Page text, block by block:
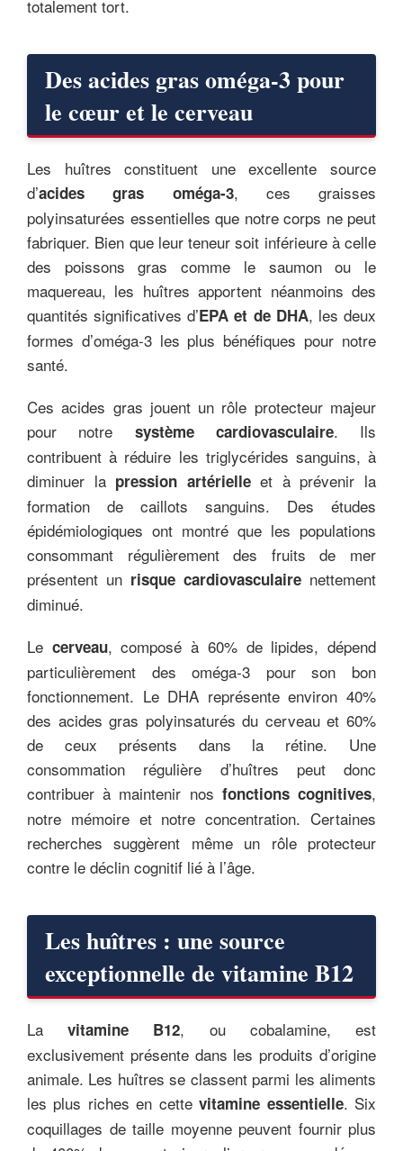
totalement tort.
Des acides gras oméga-3 pour
le cœur et le cerveau
Les huîtres constituent une excellente source
d’acides gras oméga-3, ces graisses
polyinsaturées essentielles que notre corps ne peut
fabriquer. Bien que leur teneur soit inférieure à celle
des poissons gras comme le saumon ou le
maquereau, les huîtres apportent néanmoins des
quantités significatives d’EPA et de DHA, les deux
formes d’oméga-3 les plus bénéfiques pour notre
santé.
Ces acides gras jouent un rôle protecteur majeur
pour notre système cardiovasculaire. Ils
contribuent à réduire les triglycérides sanguins, à
diminuer la pression artérielleet à prévenir la
formation de caillots sanguins. Des études
épidémiologiques ont montré que les populations
consommant régulièrement des fruits de mer
présentent un risque cardiovasculaire nettement
diminué.
Le cerveau, composé à 60% de lipides, dépend
particulièrement des oméga-3 pour son bon
fonctionnement. Le DHA représente environ 40%
des acides gras polyinsaturés du cerveau et 60%
de ceux présents dans la rétine. Une
consommation régulière d’huîtres peut donc
contribuer à maintenir nos fonctions cognitives,
notre mémoire et notre concentration. Certaines
recherches suggèrent même un rôle protecteur
contre le déclin cognitif lié à l’âge.
Les huîtres : une source
exceptionnelle de vitamine B12
Lavitamine B12, ou cobalamine, est
exclusivement présente dans les produits d’origine
animale. Les huîtres se classent parmi les aliments
les plus riches en cettevitamine essentielle. Six
coquillages de taille moyenne peuvent fournir plus